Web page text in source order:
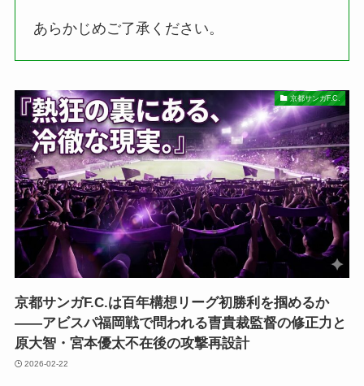
あらかじめご了承ください。
京都サンガF.C.
京都サンガF.C.は百年構想リーグ初勝利を掴めるか
――アビスパ福岡戦で問われる曺貴裁監督の修正力と
原大智・宮本優太不在後の攻撃再設計
2026-02-22